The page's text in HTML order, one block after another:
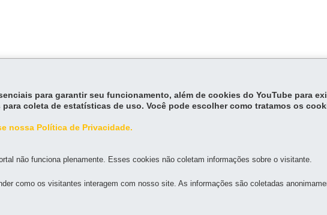
PARANÁ
MILITAR DO GUATUPÊ
para garantir seu funcionamento, além de cookies do YouTube para
coleta de estatísticas de uso. Você pode escolher como tratamos os
nossa Política de Privacidade.
não funciona plenamente. Esses cookies não coletam informações sobre o visitante.
como os visitantes interagem com nosso site. As informações são coletadas